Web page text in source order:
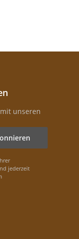
unseren
jederzeit